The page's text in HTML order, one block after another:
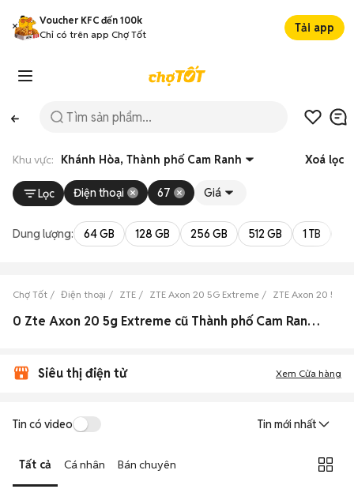
Voucher KFC đến 100k
Chỉ có trên app Chợ Tốt
Tải app
Khu vực: Khánh Hòa, Thành phố Cam Ranh Xoá lọc
Lọc Điện thoại 67 Giá
Dung lượng: 64 GB 128 GB 256 GB 512 GB 1 TB
Chợ Tốt Điện thoại ZTE ZTE Axon 20 5G Extreme ZTE Axon 20 5G
0 Zte Axon 20 5g Extreme cũ Thành phố Cam Ranh, Khánh Hòa đẹp
Siêu thị điện tử Xem Cửa hàng
Tin có video Tin mới nhất
Tất cả Cá nhân Bán chuyên